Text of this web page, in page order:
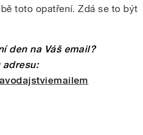
toto opatření. Zdá se to být
den na Váš email?